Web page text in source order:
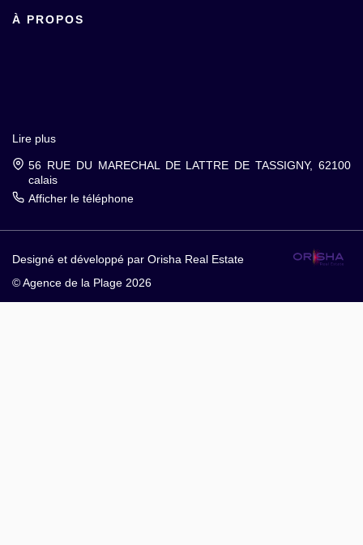
À PROPOS
Lire plus
56 RUE DU MARECHAL DE LATTRE DE TASSIGNY, 62100
calais
Afficher le téléphone
Designé et développé par Orisha Real Estate
© Agence de la Plage 2026